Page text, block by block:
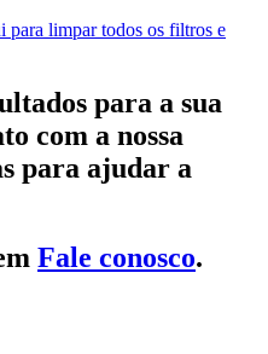
para limpar todos os filtros e
para a sua
com a nossa
para ajudar a
Fale conosco.